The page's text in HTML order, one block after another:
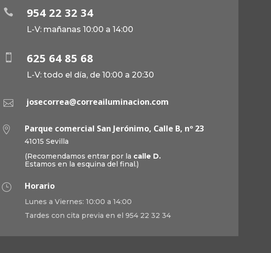
 954 22 32 34
L-V: mañanas 10:00 a 14:00
 625 64 85 68
L-V: todo el día, de 10:00 a 20:30
 josecorrea@correailuminacion.com
 Parque comercial San Jerónimo, Calle B, nº 23
41015 Sevilla
(Recomendamos entrar por la calle D.
Estamos en la esquina del final.)
} Horario
Lunes a Viernes: 10:00 a 14:00
Tardes con cita previa en el 954 22 32 34